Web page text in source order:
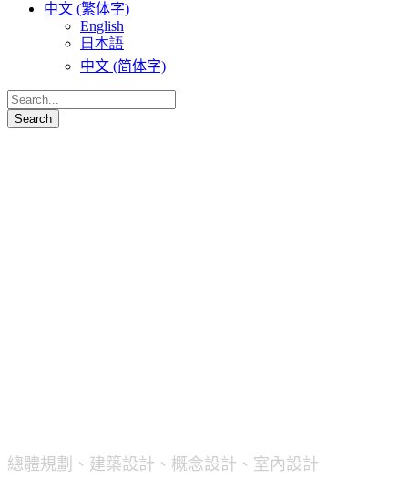
中文 (繁体字)
English
日本語
中文 (简体字)
總體規劃、建築設計、概念設計、室內設計